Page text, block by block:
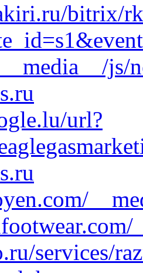
bitrix/
js/
url?
services/